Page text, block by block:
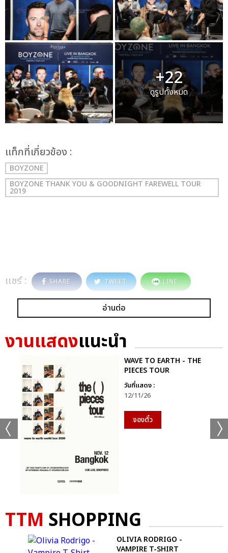
+22
ดูรูปทั้งหมด
เเท็กที่เกี่ยวข้อง :
BOYZONE
BOYZONE THANK YOU & GOODNIGHT FAREWELL TOUR
2019
แชร์ : SHARE TWEET LINE
อ่านต่อ
งานแสดงแนะนำ
WAVE TO EARTH - THE
PIECES TOUR
วันที่แสดง :
12/11/26
จองตั๋ว
TTM SHOPPING
OLIVIA RODRIGO -
VAMPIRE T-SHIRT